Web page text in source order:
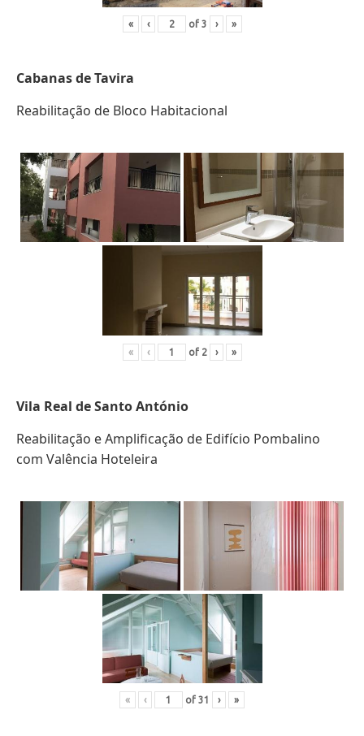
« ‹ of 3 › »
Cabanas de Tavira
Reabilitação de Bloco Habitacional
« ‹ of 2 › »
Vila Real de Santo António
Reabilitação e Amplificação de Edifício Pombalino
com Valência Hoteleira
« ‹ of 31 › »